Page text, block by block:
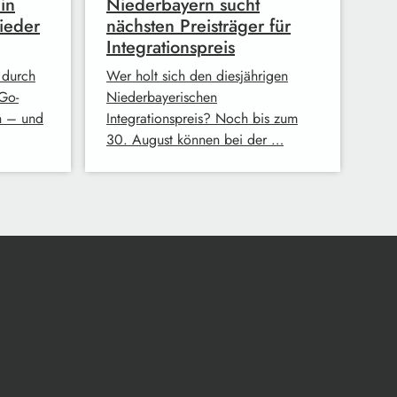
– und
Niederbayern sucht
nächsten Preisträger für
Integrationspreis
Wer holt sich den diesjährigen
Niederbayerischen
Integrationspreis? Noch bis zum
30. August können bei der …